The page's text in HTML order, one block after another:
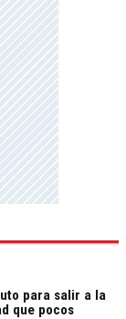
para salir a la
que pocos